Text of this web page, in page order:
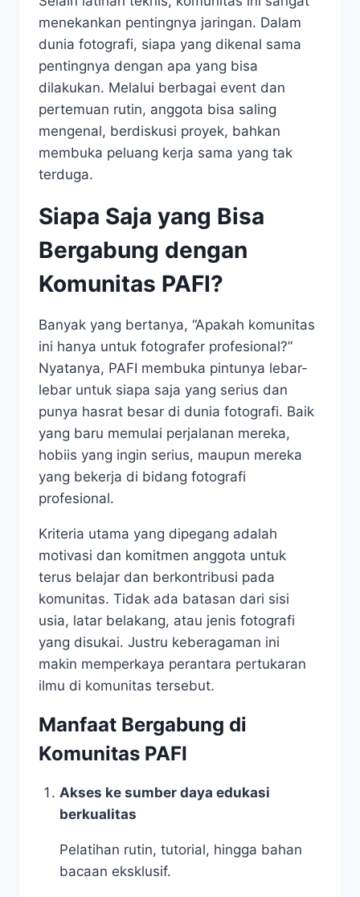
menekankan pentingnya jaringan. Dalam
dunia fotografi, siapa yang dikenal sama
pentingnya dengan apa yang bisa
dilakukan. Melalui berbagai event dan
pertemuan rutin, anggota bisa saling
mengenal, berdiskusi proyek, bahkan
membuka peluang kerja sama yang tak
terduga.
Siapa Saja yang Bisa
Bergabung dengan
Komunitas PAFI?
Banyak yang bertanya, “Apakah komunitas
ini hanya untuk fotografer profesional?”
Nyatanya, PAFI membuka pintunya lebar-
lebar untuk siapa saja yang serius dan
punya hasrat besar di dunia fotografi. Baik
yang baru memulai perjalanan mereka,
hobiis yang ingin serius, maupun mereka
yang bekerja di bidang fotografi
profesional.
Kriteria utama yang dipegang adalah
motivasi dan komitmen anggota untuk
terus belajar dan berkontribusi pada
komunitas. Tidak ada batasan dari sisi
usia, latar belakang, atau jenis fotografi
yang disukai. Justru keberagaman ini
makin memperkaya perantara pertukaran
ilmu di komunitas tersebut.
Manfaat Bergabung di
Komunitas PAFI
Akses ke sumber daya edukasi
berkualitas
Pelatihan rutin, tutorial, hingga bahan
bacaan eksklusif.